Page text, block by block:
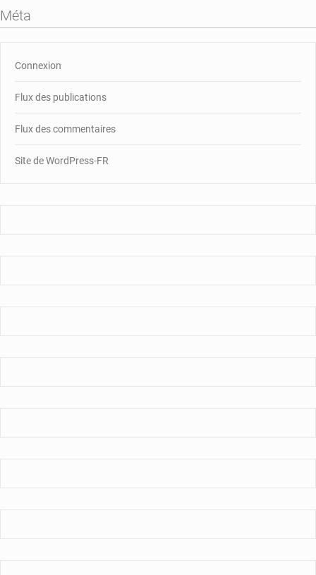
Méta
Connexion
Flux des publications
Flux des commentaires
Site de WordPress-FR